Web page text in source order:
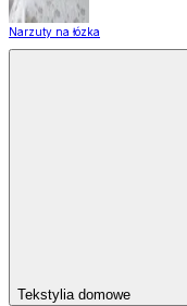
Narzuty na łózka
Tekstylia domowe